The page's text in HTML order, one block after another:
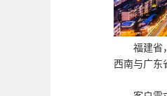
福建省
西南与广东